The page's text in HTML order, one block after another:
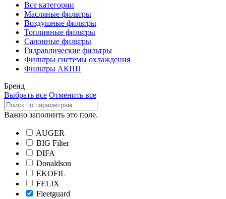
Все категории
Масляные фильтры
Воздушные фильтры
Топливные фильтры
Салонные фильтры
Гидравлические фильтры
Фильтры системы охлаждения
Фильтры АКПП
Бренд
Выбрать все Отменить все
Важно заполнить это поле.
AUGER
BIG Filter
DIFA
Donaldson
EKOFIL
FELIX
Fleetguard